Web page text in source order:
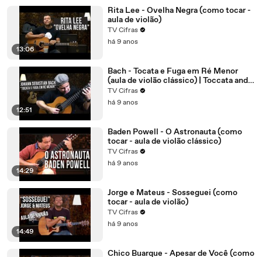
13:06
Rita Lee - Ovelha Negra (como tocar -
aula de violão)
TV Cifras
há 9 anos
12:51
Bach - Tocata e Fuga em Ré Menor
(aula de violão clássico) | Toccata and
Fugue In D Minor
TV Cifras
há 9 anos
14:29
Baden Powell - O Astronauta (como
tocar - aula de violão clássico)
TV Cifras
há 9 anos
14:49
Jorge e Mateus - Sosseguei (como
tocar - aula de violão)
TV Cifras
há 9 anos
Chico Buarque - Apesar de Você (como